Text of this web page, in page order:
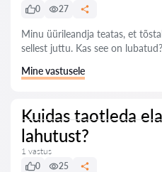
0
27
Minu üürileandja teatas, et
sellest juttu. Kas see on lubatud?
Mine vastusele
Kuidas taotleda
lahutust?
1 vastus
0
25